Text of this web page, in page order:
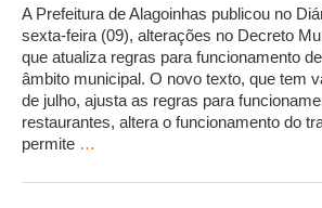
A Prefeitura de Alagoinhas publicou no
sexta-feira (09), alterações no Decreto
que atualiza regras para funcionamento
âmbito municipal. O novo texto, que tem
de julho, ajusta as regras para
restaurantes, altera o funcionamento do
permite …